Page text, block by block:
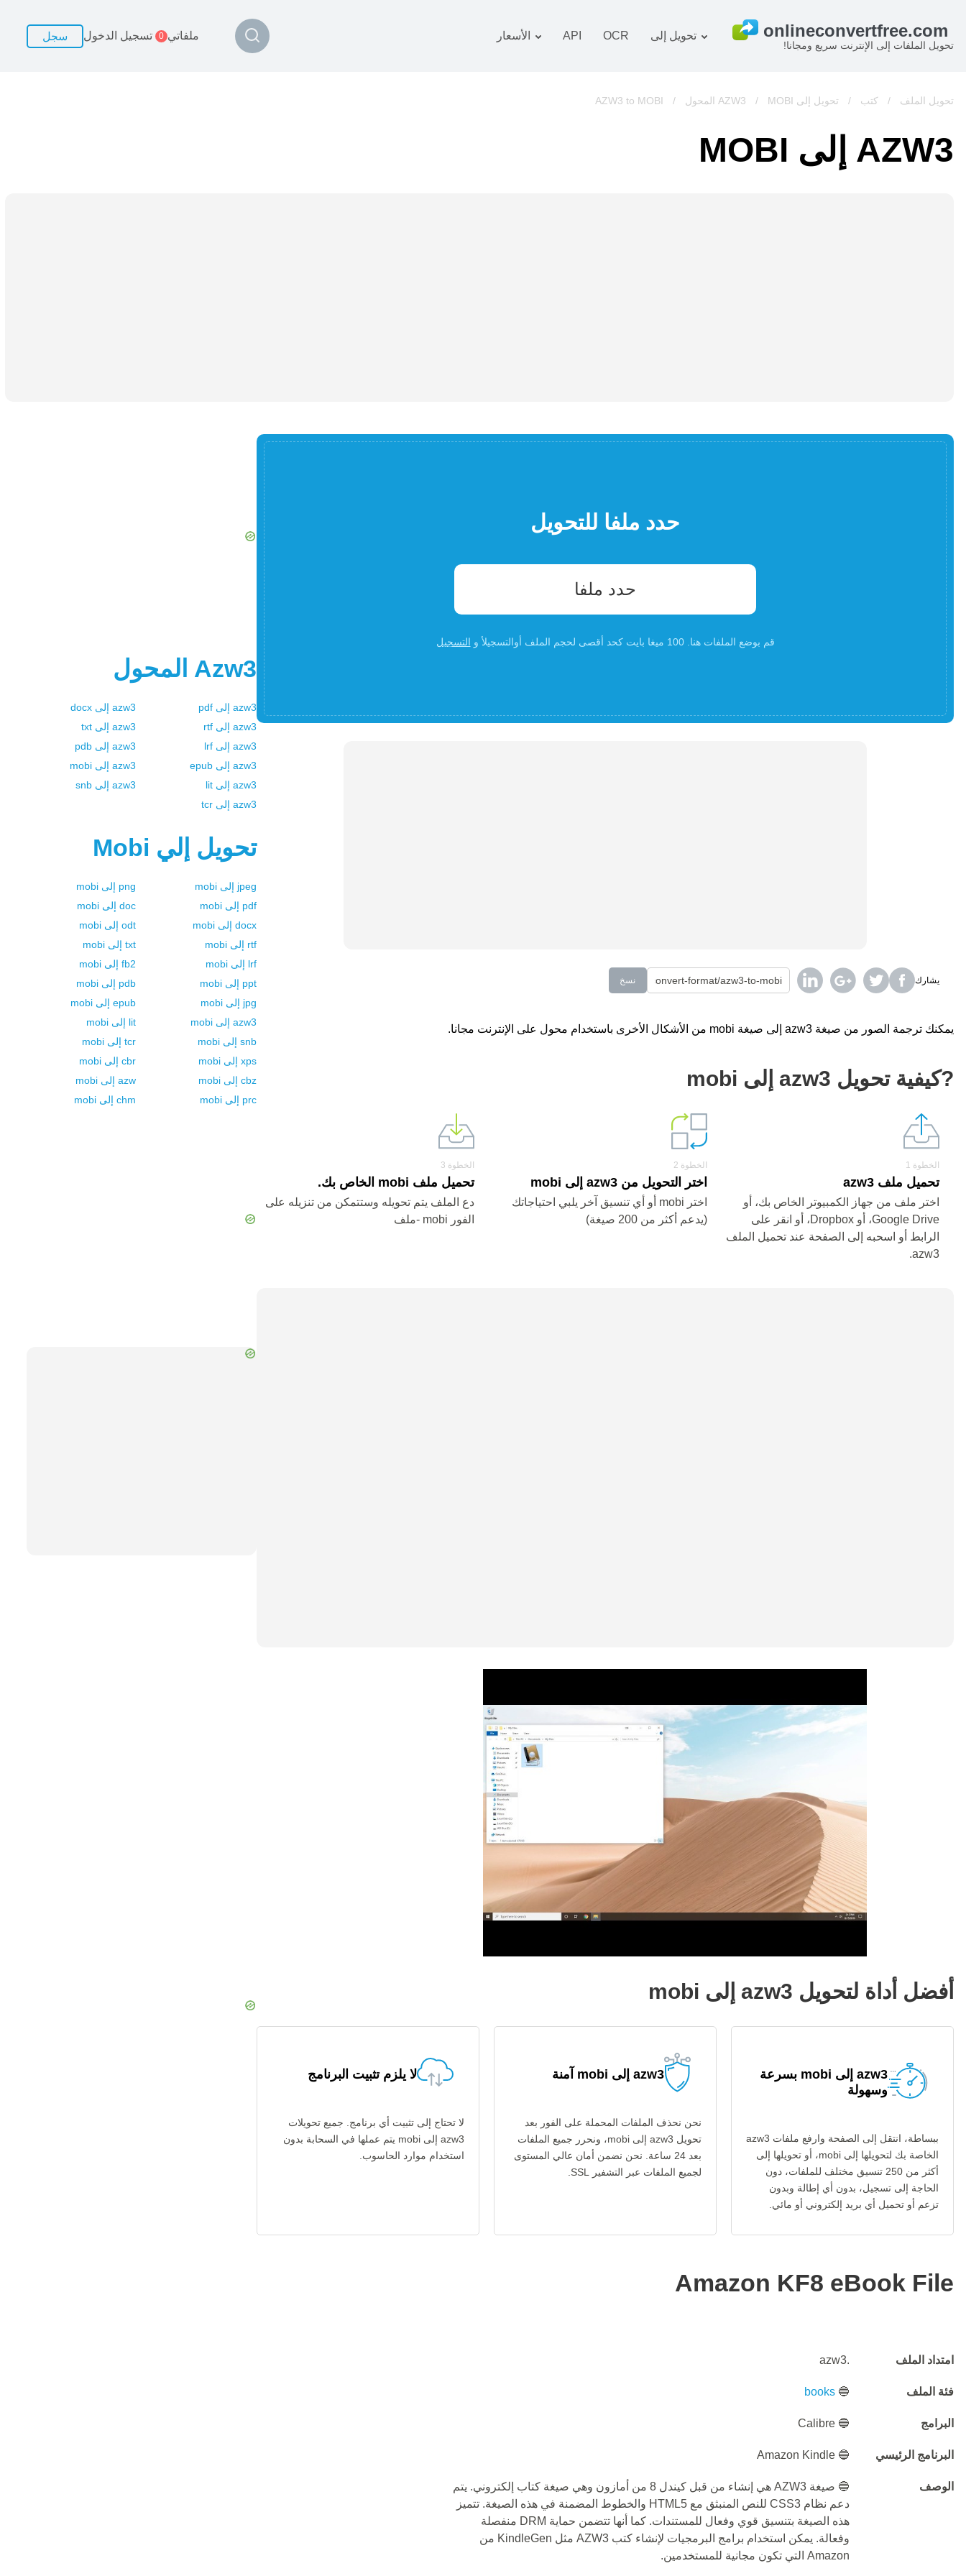
تحويل الملفات إلى الإنترنت سريع ومجانا!
تحويل إلى
صورة المحول
كتب المحول
OCR
API الأسعار ملفاتي 0 تسجيل الدخول سجل
تحويل الملف / كتب / تحويل إلى AZW3 / MOBI المحول /
AZW3 to MOBI
AZW3 إلى MOBI
حدد ملفا للتحويل
حدد ملفا
قم بوضع الملفات هنا. 100 ميغا بايت كحد أقصى لحجم الملف أوالتسجيلأ و التسجيل
يشارك نسخ
يمكنك ترجمة الصور من صيغة azw3 إلى صيغة mobi من الأشكال الأخرى باستخدام محول على الإنترنت مجانا.
?كيفية تحويل azw3 إلى mobi
الخطوة 1
تحميل ملف azw3
اختر ملف من جهاز الكمبيوتر الخاص بك، أو
Google Drive، أو Dropbox، أو انقر على
الرابط أو اسحبه إلى الصفحة عند تحميل الملف
azw3.
الخطوة 2
اختر التحويل من azw3 إلى mobi
اختر mobi أو أي تنسيق آخر يلبي احتياجاتك
(يدعم أكثر من 200 صيغة)
الخطوة 3
تحميل ملف mobi الخاص بك.
دع الملف يتم تحويله وستتمكن من تنزيله على
الفور mobi -ملف
أفضل أداة لتحويل azw3 إلى mobi
azw3 إلى mobi بسرعة
وسهولة
ببساطة، انتقل إلى الصفحة وارفع ملفات azw3
الخاصة بك لتحويلها إلى mobi، أو تحويلها إلى
أكثر من 250 تنسيق مختلف للملفات، دون
الحاجة إلى تسجيل، بدون أي إطالة وبدون
تزعم أو تحميل أي بريد إلكتروني أو مائي.
azw3 إلى mobi آمنة
نحن نحذف الملفات المحملة على الفور بعد
تحويل azw3 إلى mobi، ونحرر جميع الملفات
بعد 24 ساعة. نحن نضمن أمان عالي المستوى
لجميع الملفات عبر التشفير SSL.
لا يلزم تثبيت البرنامج
لا تحتاج إلى تثبيت أي برنامج. جميع تحويلات
azw3 إلى mobi يتم عملها في السحابة بدون
استخدام موارد الحاسوب.
Amazon KF8 eBook File
امتداد الملف .azw3
فئة الملف 🔵
books
البرامج 🔵 Calibre
البرنامج الرئيسي 🔵 Amazon Kindle
الوصف
🔵 صيغة AZW3 هي إنشاء من قبل كيندل 8 من أمازون وهي صيغة كتاب إلكتروني. يتم
دعم نظام CSS3 للنص المنبثق مع HTML5 والخطوط المضمنة في هذه الصيغة. تتميز
هذه الصيغة بتنسيق قوي وفعال للمستندات. كما أنها تتضمن حماية DRM منفصلة
وفعالة. يمكن استخدام برامج البرمجيات لإنشاء كتب AZW3 مثل KindleGen من
Amazon التي تكون مجانية للمستخدمين.
Azw3 المحول
azw3 إلى pdf
azw3 إلى docx
azw3 إلى rtf
azw3 إلى txt
azw3 إلى lrf
azw3 إلى pdb
azw3 إلى epub
azw3 إلى mobi
azw3 إلى lit
azw3 إلى snb
azw3 إلى tcr
تحويل إلي Mobi
jpeg إلى mobi
png إلى mobi
pdf إلى mobi
doc إلى mobi
docx إلى mobi
odt إلى mobi
rtf إلى mobi
txt إلى mobi
lrf إلى mobi
fb2 إلى mobi
ppt إلى mobi
pdb إلى mobi
jpg إلى mobi
epub إلى mobi
azw3 إلى mobi
lit إلى mobi
snb إلى mobi
tcr إلى mobi
xps إلى mobi
cbr إلى mobi
cbz إلى mobi
azw إلى mobi
prc إلى mobi
chm إلى mobi